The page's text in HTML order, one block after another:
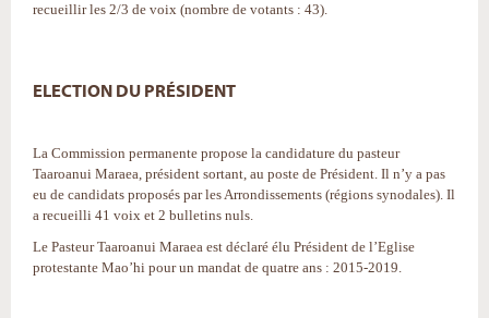
recueillir les 2/3 de voix (nombre de votants : 43).
ELECTION DU PRÉSIDENT
La Commission permanente propose la candidature du pasteur
Taaroanui Maraea, président sortant, au poste de Président. Il n’y a pas
eu de candidats proposés par les Arrondissements (régions synodales). Il
a recueilli 41 voix et 2 bulletins nuls.
Le Pasteur Taaroanui Maraea est déclaré élu Président de l’Eglise
protestante Mao’hi pour un mandat de quatre ans : 2015-2019.